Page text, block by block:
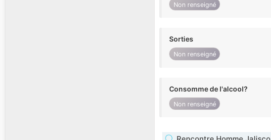
Non renseigné
Sorties
Non renseigné
Consomme de l'alcool?
Non renseigné